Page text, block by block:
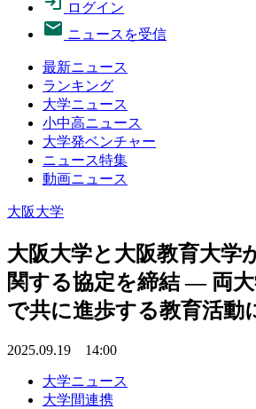
ログイン
ニュースを受信
最新ニュース
ランキング
大学ニュース
小中高ニュース
大学発ベンチャー
ニュース特集
動画ニュース
大阪大学
大阪大学と大阪教育大学
関する協定を締結 ― 両
で共に進歩する教育活動
2025.09.19 14:00
大学ニュース
大学間連携